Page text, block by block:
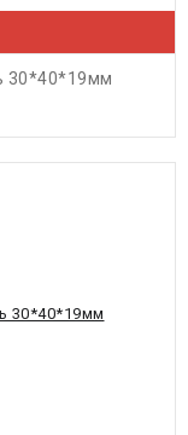
30*40*19мм